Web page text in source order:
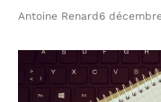
Antoine Renard6